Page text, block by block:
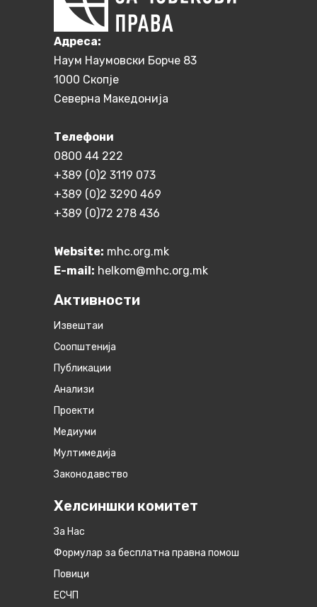
Aдреса:
Наум Наумовски Борче 83
1000 Скопје
Северна Македонија
Телефони
0800 44 222
+389 (0)2 3119 073
+389 (0)2 3290 469
+389 (0)72 278 436
Website: mhc.org.mk
E-mail: helkom@mhc.org.mk
Активности
Извештаи
Соопштенија
Публикации
Анализи
Проекти
Медиуми
Мултимедија
Законодавство
Хелсиншки комитет
За Нас
Формулар за бесплатна правна помош
Повици
ЕСЧП